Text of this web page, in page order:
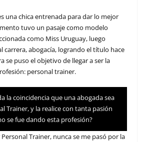
una chica entrenada para dar lo mejor
tuvo un pasaje como modelo
como Miss Uruguay, luego
carrera, abogacía, logrando el título hace
se puso el objetivo de llegar a ser la
personal trainer.
la coincidencia que una abogada sea
Trainer, y la realice con tanta pasión
se fue dando esta profesión?
Trainer, nunca se me pasó por la